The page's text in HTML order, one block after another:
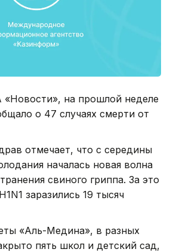
«Новости», на прошлой неделе
о 47 случаях смерти от
отмечает, что с середины
началась новая волна
свиного гриппа. За это
заразились 19 тысяч
«Аль-Медина», в разных
пять школ и детский сад,